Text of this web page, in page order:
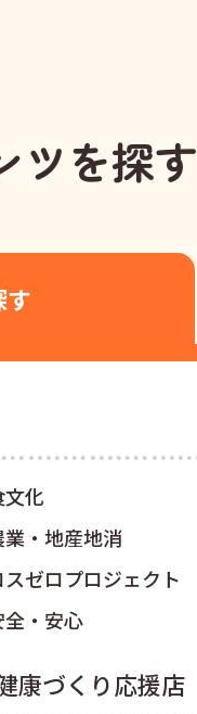
ツを探す
す
化
業・地産地消
ゼロプロジェクト
全・安心
康づくり応援店